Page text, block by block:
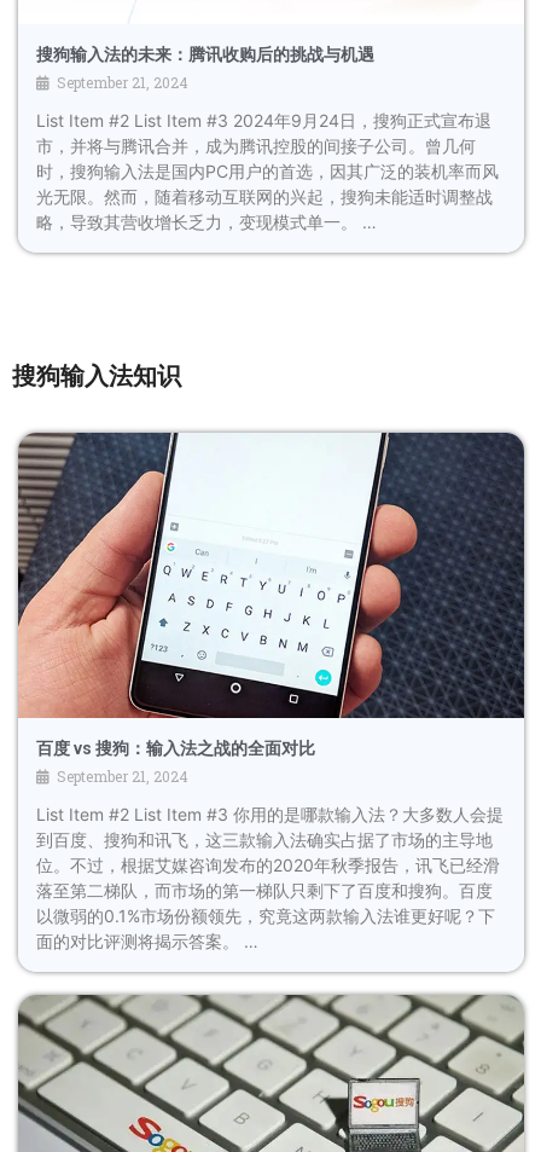
搜狗输入法的未来：腾讯收购后的挑战与机遇
September 21, 2024
List Item #2 List Item #3 2024年9月24日，搜狗正式宣布退
市，并将与腾讯合并，成为腾讯控股的间接子公司。曾几何
时，搜狗输入法是国内PC用户的首选，因其广泛的装机率而风
光无限。然而，随着移动互联网的兴起，搜狗未能适时调整战
略，导致其营收增长乏力，变现模式单一。 …
搜狗输入法知识
百度 vs 搜狗：输入法之战的全面对比
September 21, 2024
List Item #2 List Item #3 你用的是哪款输入法？大多数人会提
到百度、搜狗和讯飞，这三款输入法确实占据了市场的主导地
位。不过，根据艾媒咨询发布的2020年秋季报告，讯飞已经滑
落至第二梯队，而市场的第一梯队只剩下了百度和搜狗。百度
以微弱的0.1%市场份额领先，究竟这两款输入法谁更好呢？下
面的对比评测将揭示答案。 …